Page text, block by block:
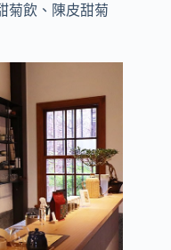
菊飲、陳皮甜菊